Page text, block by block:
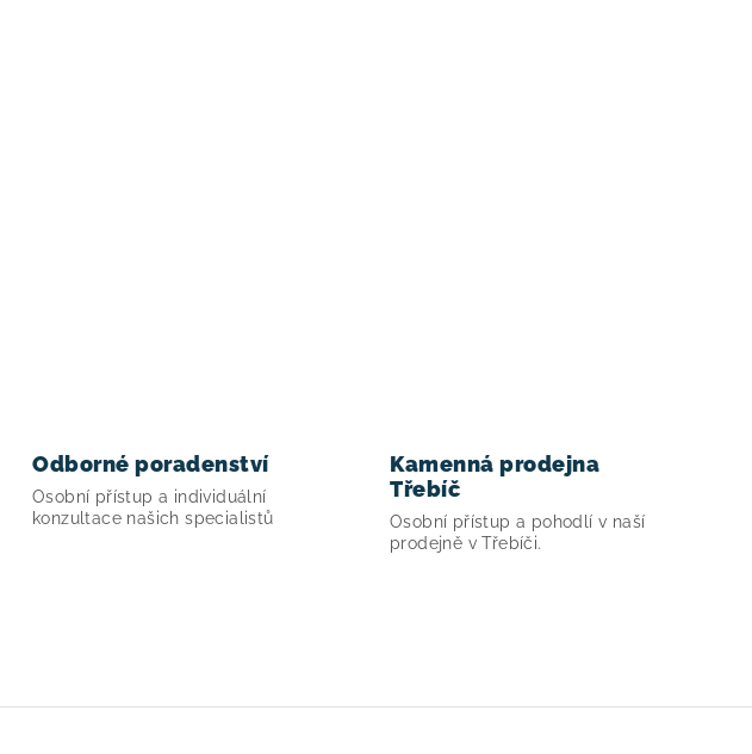
Odborné poradenství
Osobní přístup a individuální
konzultace našich specialistů
Kamenná prodejna
Třebíč
Osobní přístup a pohodlí v naší
prodejně v Třebíči.